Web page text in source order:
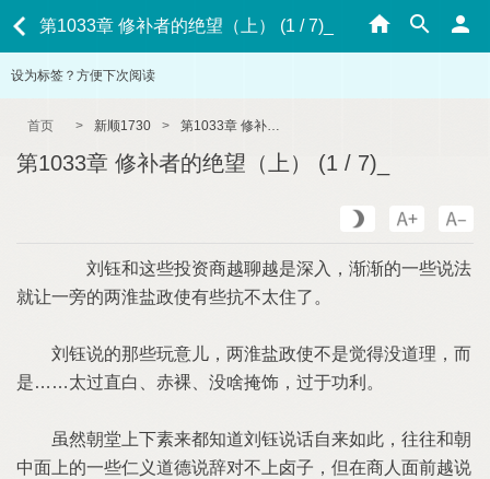
第1033章 修补者的绝望（上） (1 / 7)_
设为标签？方便下次阅读
首页 > 新顺1730 > 第1033章 修补者的绝望（上） (1 / 7)_
第1033章 修补者的绝望（上） (1 / 7)_
刘钰和这些投资商越聊越是深入，渐渐的一些说法
就让一旁的两淮盐政使有些抗不太住了。
刘钰说的那些玩意儿，两淮盐政使不是觉得没道理，而
是……太过直白、赤裸、没啥掩饰，过于功利。
虽然朝堂上下素来都知道刘钰说话自来如此，往往和朝
中面上的一些仁义道德说辞对不上卤子，但在商人面前越说